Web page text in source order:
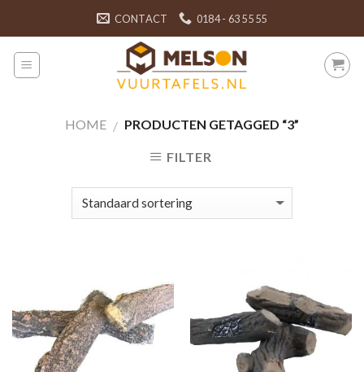
content
CONTACT 0184 - 63 55 55
HOME / PRODUCTEN GETAGGED “3”
FILTER